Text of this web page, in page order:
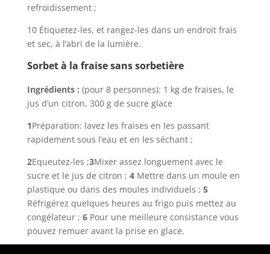
refroidissement ;
10 Étiquetez-les, et rangez-les dans un endroit frais
et sec, à l’abri de la lumière.
Sorbet à la fraise sans sorbetière
Ingrédients : (pour 8 personnes): 1 kg de fraises, le
jus d’un citron, 300 g de sucre glace
1Préparation: lavez les fraises en les passant
rapidement sous l’eau et en les séchant ;
2Equeutez-les ;3Mixer assez longuement avec le
sucre et le jus de citron ; 4 Mettre dans un moule en
plastique ou dans des moules individuels ; 5
Réfrigérez quelques heures au frigo puis mettez au
congélateur ; 6 Pour une meilleure consistance vous
pouvez remuer avant la prise en glace.